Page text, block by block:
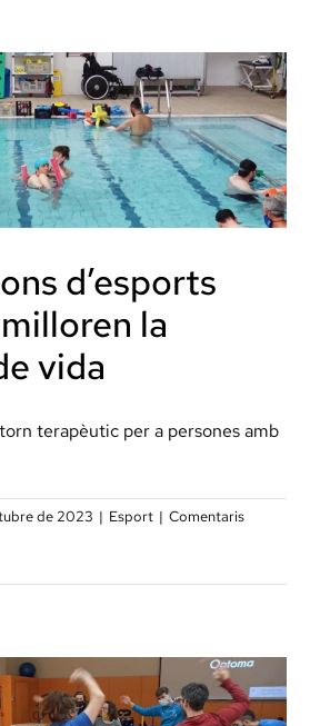
d’esports
la
vida
terapèutic per a persones amb
de 2023 | Esport | Comentaris